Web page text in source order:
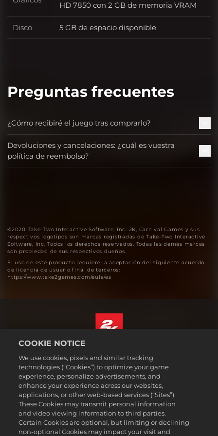
Gráficos
HD 7850 con 2 GB de memoria VRAM
Disco Disco
5 GB de espacio disponible
Preguntas frecuentes
¿Cómo recibiré el juego tras comprarlo?
Devoluciones y cancelaciones: ¿cuál es vuestra
política de reembolso?
©2020 Take-Two Interactive Software, Inc. 2K, Carnival Games y sus
respectivos logotipos son marcas registradas de Take-Two Interactive
Software, Inc. Todos los derechos reservados. Todas las demás marcas
son propiedad de sus respectivos dueños.
El uso de este producto requiere la aceptación del siguiente acuerdo
de licencia de usuario final de terceros:
https://www.take2games.com/eula/es
Aviso legal
Política de privacidad
Política de cookies
Atención al cliente
No vender ni compartir mis datos personales
Búsqueda de pedidos y reembolsos
Español
COOKIE NOTICE
We use cookies, pixels and similar tracking
technologies (“Cookies”) to optimize your game
experience, personalize advertisements, and
enhance your experience across our websites,
applications, or other web-based services (“Sites”).
These Cookies may transmit personal information
and video viewing information to third parties.
Certain Cookies are optional, but limiting or declining
non-optional Cookies may impact your visit and